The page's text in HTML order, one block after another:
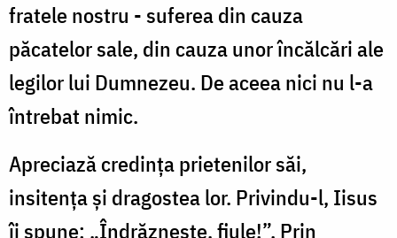
fratele nostru - suferea din cauza
păcatelor sale, din cauza unor încălcări ale
legilor lui Dumnezeu. De aceea nici nu l-a
întrebat nimic.
Apreciază credinţa prietenilor săi,
insitenţa şi dragostea lor. Privindu-l, Iisus
îi spune: „Îndrăzneşte, fiule!”. Prin